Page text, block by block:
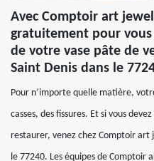
Avec Comptoir art
gratuitement pour
de votre vase pâte de
Saint Denis dans le
Pour n’importe quelle matière,
casses, des fissures. Et si vous
restaurer, venez chez Comptoir art
le 77240. Les équipes de